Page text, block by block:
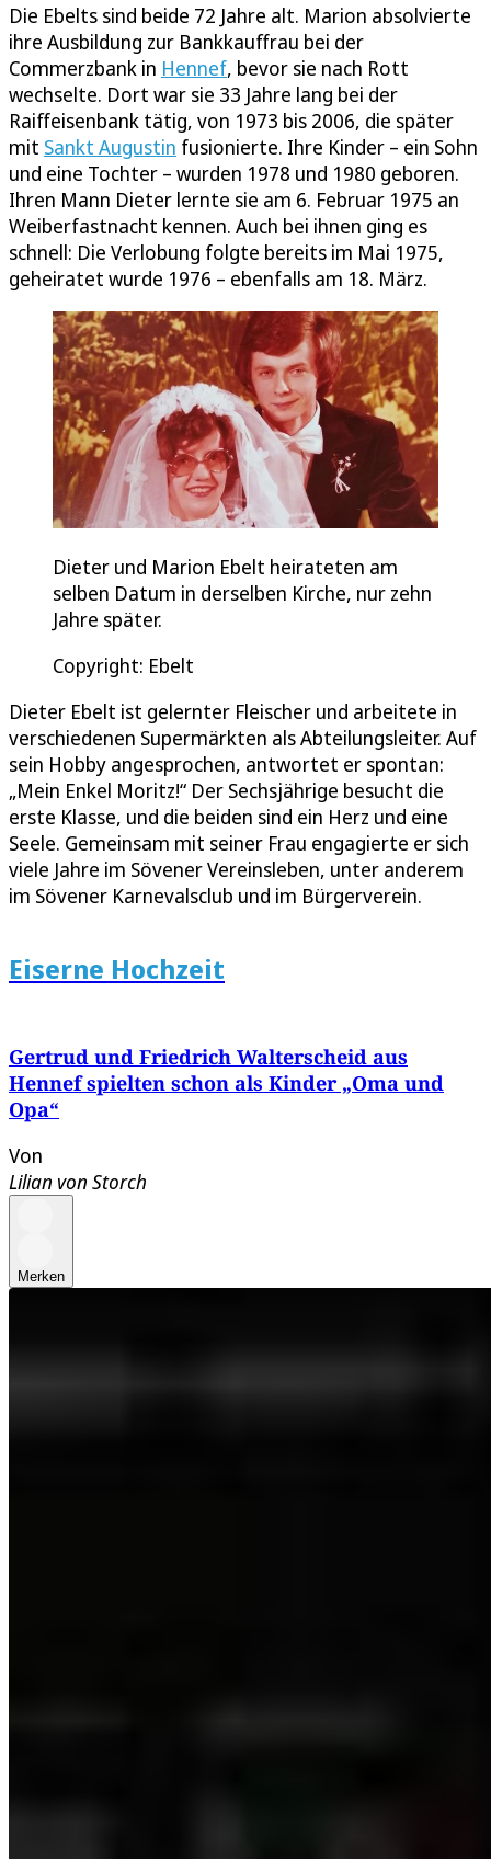
Die Ebelts sind beide 72 Jahre alt. Marion absolvierte
ihre Ausbildung zur Bankkauffrau bei der
Commerzbank in Hennef, bevor sie nach Rott
wechselte. Dort war sie 33 Jahre lang bei der
Raiffeisenbank tätig, von 1973 bis 2006, die später
mit Sankt Augustin fusionierte. Ihre Kinder – ein Sohn
und eine Tochter – wurden 1978 und 1980 geboren.
Ihren Mann Dieter lernte sie am 6. Februar 1975 an
Weiberfastnacht kennen. Auch bei ihnen ging es
schnell: Die Verlobung folgte bereits im Mai 1975,
geheiratet wurde 1976 – ebenfalls am 18. März.
Dieter und Marion Ebelt heirateten am
selben Datum in derselben Kirche, nur zehn
Jahre später.
Copyright: Ebelt
Dieter Ebelt ist gelernter Fleischer und arbeitete in
verschiedenen Supermärkten als Abteilungsleiter. Auf
sein Hobby angesprochen, antwortet er spontan:
„Mein Enkel Moritz!“ Der Sechsjährige besucht die
erste Klasse, und die beiden sind ein Herz und eine
Seele. Gemeinsam mit seiner Frau engagierte er sich
viele Jahre im Sövener Vereinsleben, unter anderem
im Sövener Karnevalsclub und im Bürgerverein.
Eiserne Hochzeit
Gertrud und Friedrich Walterscheid aus
Hennef spielten schon als Kinder „Oma und
Opa“
Von
Lilian von Storch
Merken